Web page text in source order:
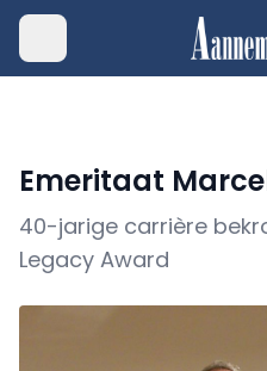
Emeritaat
40-jarige carrière
Legacy Award